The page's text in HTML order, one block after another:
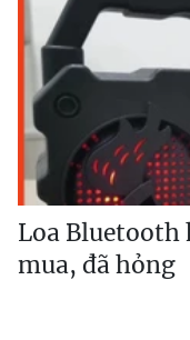
Loa
mua, đã hỏng